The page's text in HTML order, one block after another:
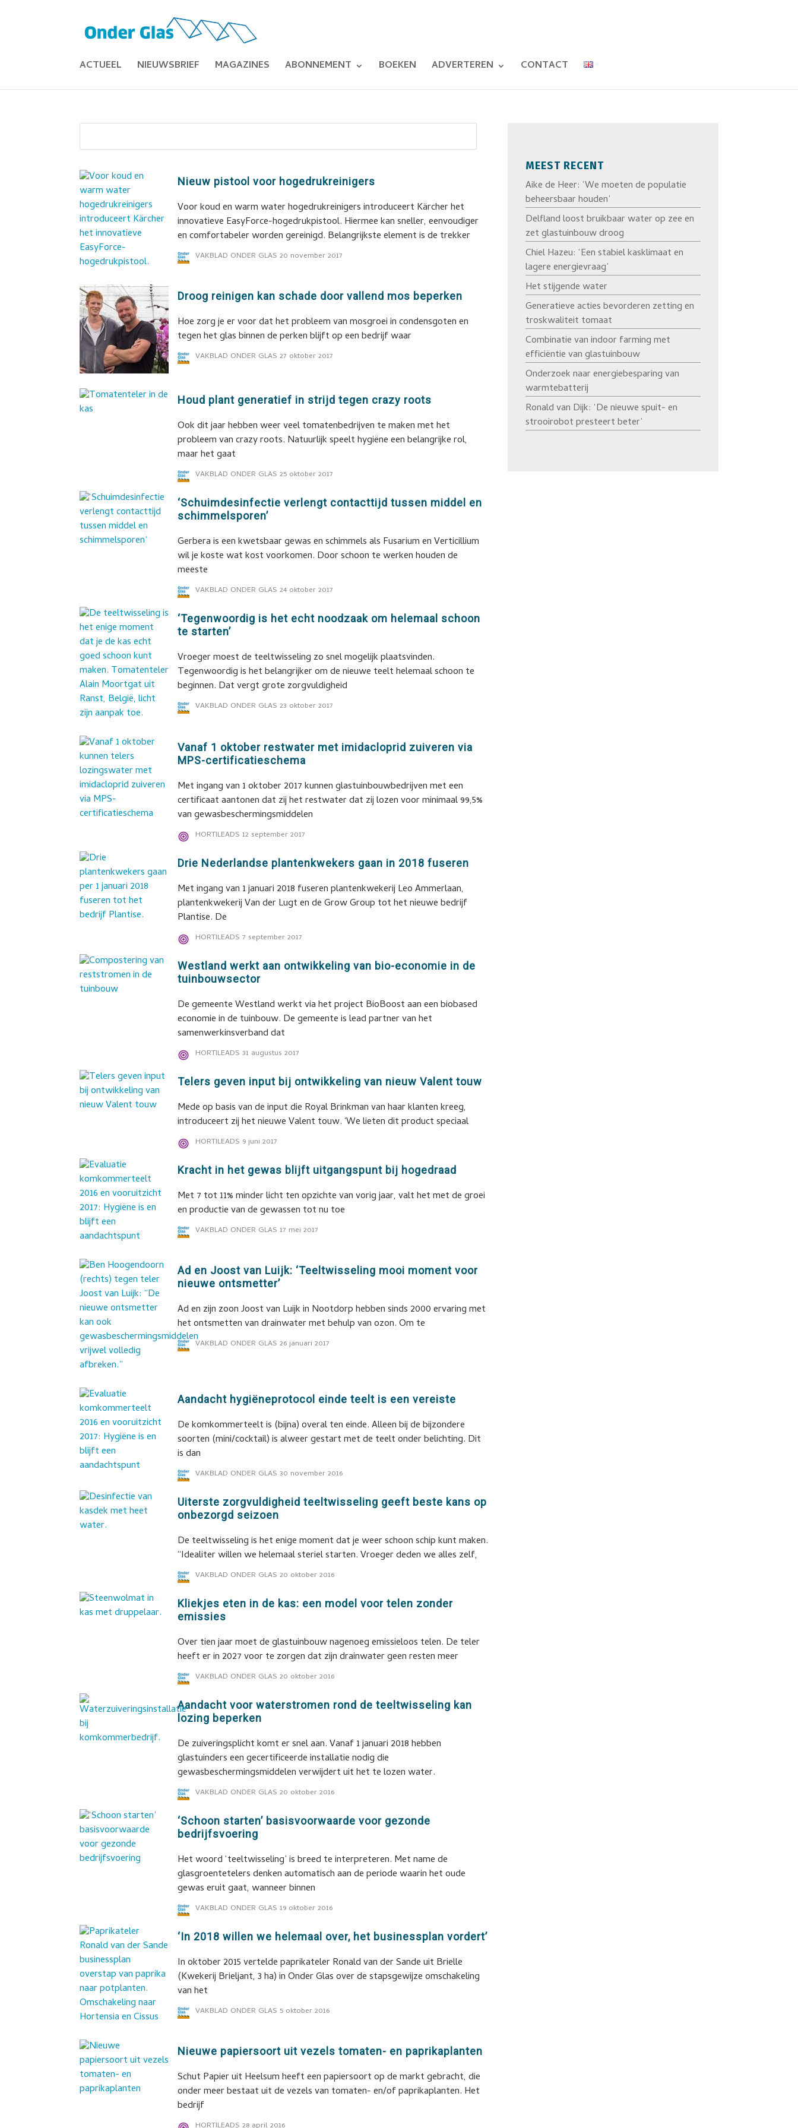
ACTUEEL NIEUWSBRIEF MAGAZINES ABONNEMENT BOEKEN ADVERTEREN CONTACT
Nieuw pistool voor hogedrukreinigers
Voor koud en warm water hogedrukreinigers introduceert Kärcher het
innovatieve EasyForce-hogedrukpistool. Hiermee kan sneller, eenvoudiger
en comfortabeler worden gereinigd. Belangrijkste element is de trekker
VAKBLAD ONDER GLAS 20 november 2017
Droog reinigen kan schade door vallend mos beperken
Hoe zorg je er voor dat het probleem van mosgroei in condensgoten en
tegen het glas binnen de perken blijft op een bedrijf waar
VAKBLAD ONDER GLAS 27 oktober 2017
Houd plant generatief in strijd tegen crazy roots
Ook dit jaar hebben weer veel tomatenbedrijven te maken met het
probleem van crazy roots. Natuurlijk speelt hygiëne een belangrijke rol,
maar het gaat
VAKBLAD ONDER GLAS 25 oktober 2017
‘Schuimdesinfectie verlengt contacttijd tussen middel en
schimmelsporen’
Gerbera is een kwetsbaar gewas en schimmels als Fusarium en Verticillium
wil je koste wat kost voorkomen. Door schoon te werken houden de
meeste
VAKBLAD ONDER GLAS 24 oktober 2017
‘Tegenwoordig is het echt noodzaak om helemaal schoon
te starten’
Vroeger moest de teeltwisseling zo snel mogelijk plaatsvinden.
Tegenwoordig is het belangrijker om de nieuwe teelt helemaal schoon te
beginnen. Dat vergt grote zorgvuldigheid
VAKBLAD ONDER GLAS 23 oktober 2017
Vanaf 1 oktober restwater met imidacloprid zuiveren via
MPS-certificatieschema
Met ingang van 1 oktober 2017 kunnen glastuinbouwbedrijven met een
certificaat aantonen dat zij het restwater dat zij lozen voor minimaal 99,5%
van gewasbeschermingsmiddelen
HORTILEADS 12 september 2017
Drie Nederlandse plantenkwekers gaan in 2018 fuseren
Met ingang van 1 januari 2018 fuseren plantenkwekerij Leo Ammerlaan,
plantenkwekerij Van der Lugt en de Grow Group tot het nieuwe bedrijf
Plantise. De
HORTILEADS 7 september 2017
Westland werkt aan ontwikkeling van bio-economie in de
tuinbouwsector
De gemeente Westland werkt via het project BioBoost aan een biobased
economie in de tuinbouw. De gemeente is lead partner van het
samenwerkinsverband dat
HORTILEADS 31 augustus 2017
Telers geven input bij ontwikkeling van nieuw Valent touw
Mede op basis van de input die Royal Brinkman van haar klanten kreeg,
introduceert zij het nieuwe Valent touw. 'We lieten dit product speciaal
HORTILEADS 9 juni 2017
Kracht in het gewas blijft uitgangspunt bij hogedraad
Met 7 tot 11% minder licht ten opzichte van vorig jaar, valt het met de groei
en productie van de gewassen tot nu toe
VAKBLAD ONDER GLAS 17 mei 2017
Ad en Joost van Luijk: ‘Teeltwisseling mooi moment voor
nieuwe ontsmetter’
Ad en zijn zoon Joost van Luijk in Nootdorp hebben sinds 2000 ervaring met
het ontsmetten van drainwater met behulp van ozon. Om te
VAKBLAD ONDER GLAS 26 januari 2017
Aandacht hygiëneprotocol einde teelt is een vereiste
De komkommerteelt is (bijna) overal ten einde. Alleen bij de bijzondere
soorten (mini/cocktail) is alweer gestart met de teelt onder belichting. Dit
is dan
VAKBLAD ONDER GLAS 30 november 2016
Uiterste zorgvuldigheid teeltwisseling geeft beste kans op
onbezorgd seizoen
De teeltwisseling is het enige moment dat je weer schoon schip kunt maken.
“Idealiter willen we helemaal steriel starten. Vroeger deden we alles zelf,
VAKBLAD ONDER GLAS 20 oktober 2016
Kliekjes eten in de kas: een model voor telen zonder
emissies
Over tien jaar moet de glastuinbouw nagenoeg emissieloos telen. De teler
heeft er in 2027 voor te zorgen dat zijn drainwater geen resten meer
VAKBLAD ONDER GLAS 20 oktober 2016
Aandacht voor waterstromen rond de teeltwisseling kan
lozing beperken
De zuiveringsplicht komt er snel aan. Vanaf 1 januari 2018 hebben
glastuinders een gecertificeerde installatie nodig die
gewasbeschermingsmiddelen verwijdert uit het te lozen water.
VAKBLAD ONDER GLAS 20 oktober 2016
‘Schoon starten’ basisvoorwaarde voor gezonde
bedrijfsvoering
Het woord ‘teeltwisseling’ is breed te interpreteren. Met name de
glasgroentetelers denken automatisch aan de periode waarin het oude
gewas eruit gaat, wanneer binnen
VAKBLAD ONDER GLAS 19 oktober 2016
‘In 2018 willen we helemaal over, het businessplan vordert’
In oktober 2015 vertelde paprikateler Ronald van der Sande uit Brielle
(Kwekerij Brieljant, 3 ha) in Onder Glas over de stapsgewijze omschakeling
van het
VAKBLAD ONDER GLAS 5 oktober 2016
Nieuwe papiersoort uit vezels tomaten- en paprikaplanten
Schut Papier uit Heelsum heeft een papiersoort op de markt gebracht, die
onder meer bestaat uit de vezels van tomaten- en/of paprikaplanten. Het
bedrijf
MEEST RECENT
Aike de Heer: ‘We moeten de populatie
beheersbaar houden’
Delfland loost bruikbaar water op zee en
zet glastuinbouw droog
Chiel Hazeu: ‘Een stabiel kasklimaat en
lagere energievraag’
Het stijgende water
Generatieve acties bevorderen zetting en
troskwaliteit tomaat
Combinatie van indoor farming met
efficiëntie van glastuinbouw
Onderzoek naar energiebesparing van
warmtebatterij
Ronald van Dijk: ‘De nieuwe spuit- en
strooirobot presteert beter’